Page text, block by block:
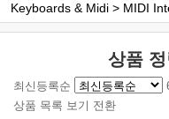
Keyboards & Midi > MIDI
상품
최신등록순
상품 목록 보기 전환